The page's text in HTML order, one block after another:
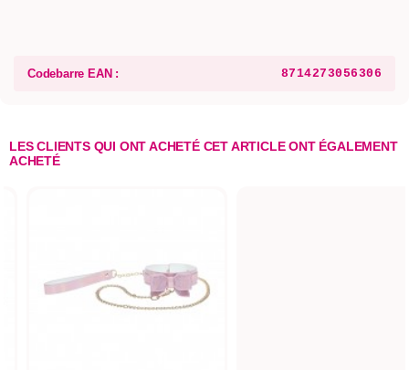
Codebarre EAN : 8714273056306
LES CLIENTS QUI ONT ACHETÉ CET ARTICLE ONT ÉGALEMENT
ACHETÉ